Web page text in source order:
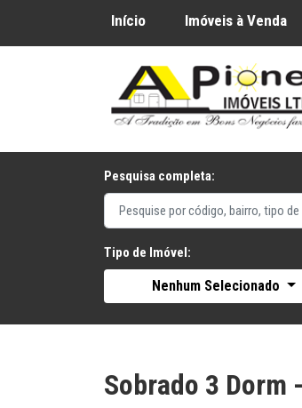
Início Imóveis à Venda
Pesquisa completa:
Tipo de Imóvel:
Nenhum Selecionado
Sobrado 3 Dorm